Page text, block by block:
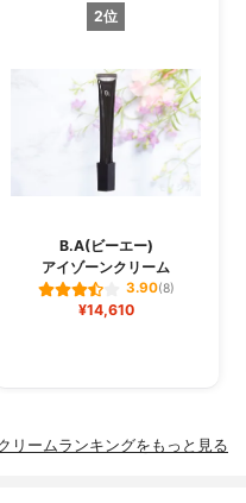
2位
B.A(ビーエー)
アイゾーンクリーム
3.90(8)
¥14,610
リームランキングをもっと見る